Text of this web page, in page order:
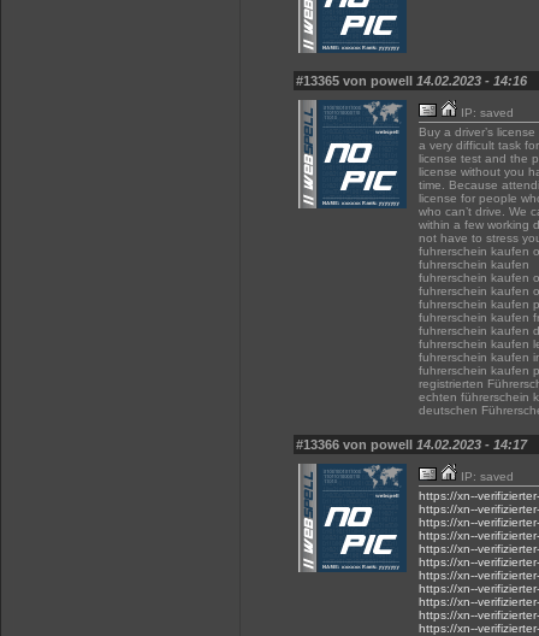
#13365 von powell 14.02.2023 - 14:16
IP: saved
Buy a driver’s
a very difficult task
license test and the
license without you
time. Because
license for people
who can’t drive. We
within a few working
not have to stress
fuhrerschein kaufen
fuhrerschein kaufen
fuhrerschein kaufen
fuhrerschein kaufen
fuhrerschein kaufen
fuhrerschein kaufen
fuhrerschein kaufen
fuhrerschein kaufen
fuhrerschein kaufen
fuhrerschein kaufen
registrierten
echten führerschein
deutschen
#13366 von powell 14.02.2023 - 14:17
IP: saved
https://xn--
https://xn--
https://xn--
https://xn--
https://xn--
https://xn--
https://xn--
https://xn--
https://xn--
https://xn--
https://xn--